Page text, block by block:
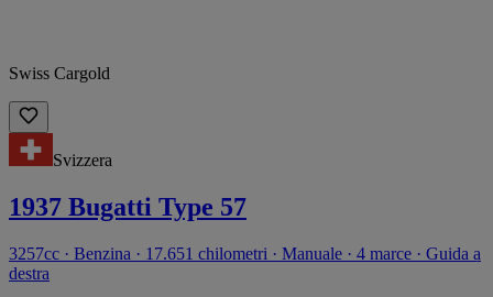
Swiss Cargold
Svizzera
1937 Bugatti Type 57
3257cc · Benzina · 17.651 chilometri · Manuale · 4 marce · Guida a
destra